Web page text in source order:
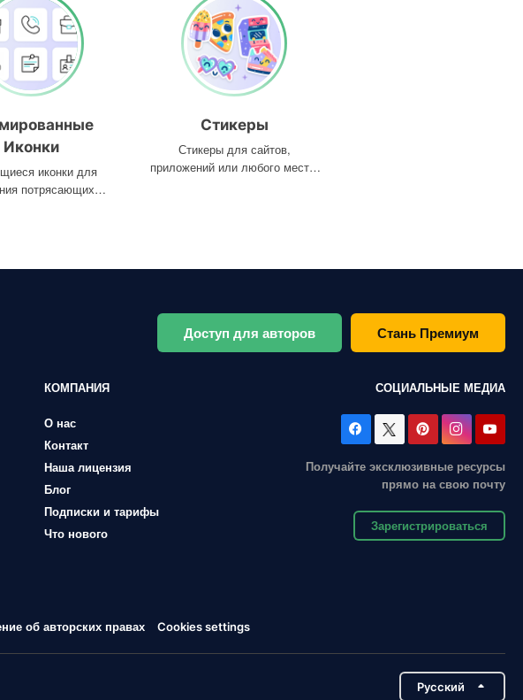
Иконки
иконки для
потрясающих
Стикеры
Стикеры для сайтов,
приложений или любого места,
Доступ для авторов Стань Премиум
КОМПАНИЯ
О нас
Контакт
Наша лицензия
Блог
Подписки и тарифы
Что нового
СОЦИАЛЬНЫЕ МЕДИА
Получайте эксклюзивные ресурсы
прямо на свою почту
Зарегистрироваться
об авторских правах Cookies settings
Pусский